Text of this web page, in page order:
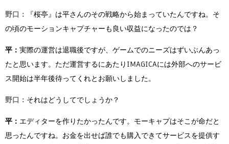
野口：
『桜亭』は平さんのその戦略から始まっていたんですね。そ
の頃のモーションキャプチャーも良い収益になったのでは？
平： 実際の運営は退職後ですが、ゲームでのニーズはずいぶんあっ
たと思います。ただ運営するにあたりIMAGICAには外部へのサービ
ス開始は半年後待ってくれとお願いしました。
野口： それはどうしてでしょうか？
平： エディターを作りたかったんです。モーキャプはそこが命だと
思ったんですね。お金を出せば誰でも購入できてサービスを提供す